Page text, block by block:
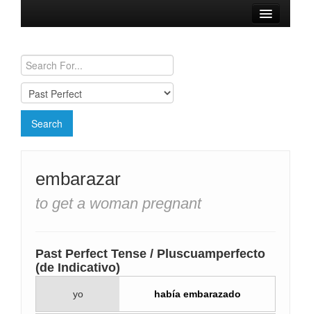
Conjugation Charts
Need a Spanish Tutor?
embarazar
to get a woman pregnant
Past Perfect Tense / Pluscuamperfecto
(de Indicativo)
yo había embarazado